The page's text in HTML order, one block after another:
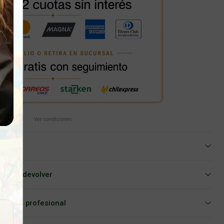
Ver condiciones
o devolver
profesional